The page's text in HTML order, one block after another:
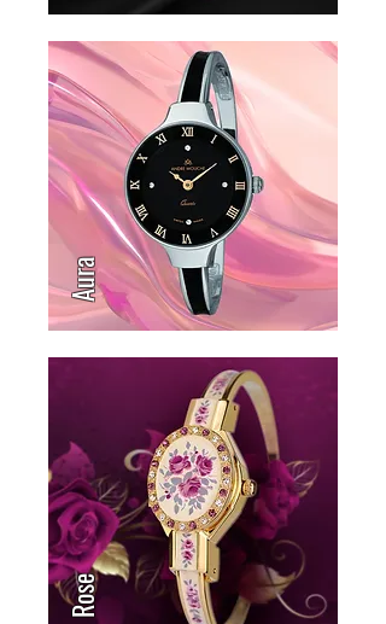
Aura
Rose